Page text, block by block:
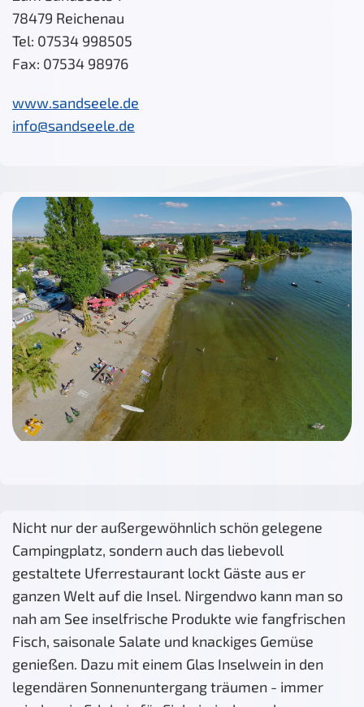
78479 Reichenau
Tel: 07534 998505
Fax: 07534 98976
www.sandseele.de
info@sandseele.de
Nicht nur der außergewöhnlich schön gelegene
Campingplatz, sondern auch das liebevoll
gestaltete Uferrestaurant lockt Gäste aus er
ganzen Welt auf die Insel. Nirgendwo kann man so
nah am See inselfrische Produkte wie fangfrischen
Fisch, saisonale Salate und knackiges Gemüse
genießen. Dazu mit einem Glas Inselwein in den
legendären Sonnenuntergang träumen - immer